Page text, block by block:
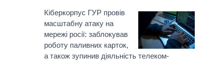
Кіберкорпус ГУР провів
масштабну атаку на
мережі росії: заблокував
роботу паливних карток,
а також зупинив діяльність телеком-